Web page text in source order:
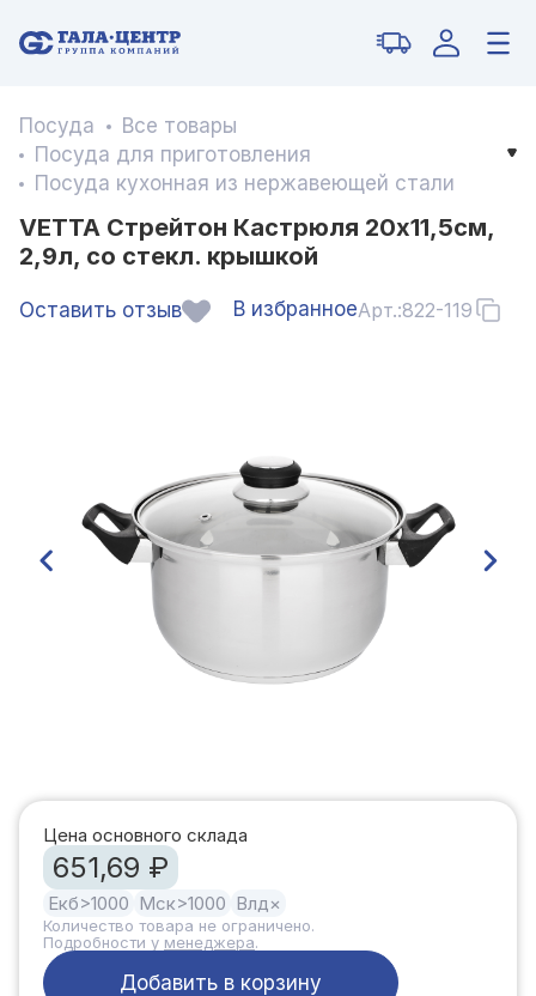
Посуда
Все товары
Посуда для приготовления
Посуда кухонная из нержавеющей стали
VETTA Стрейтон Кастрюля 20х11,5см,
2,9л, со стекл. крышкой
Оставить отзыв В избранноеАрт.:822-119
Цена основного склада
651,69 ₽
Екб>1000 Мск>1000 Влд ×
Количество товара не ограничено.
Подробности у менеджера.
Добавить в корзину